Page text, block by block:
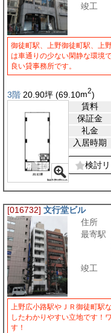
竣工
御徒町駅、上野御徒町駅、上
は車通りの少ない閑静な環境
良い貸事務所です。
3階 20.90坪 (69.10m2)
賃料
保証金
礼金
入居時期
検討
[016732] 文行堂ビル
住所
最寄駅
竣工
上野広小路駅やＪＲ御徒町駅
したわかりやすい立地です！
す！